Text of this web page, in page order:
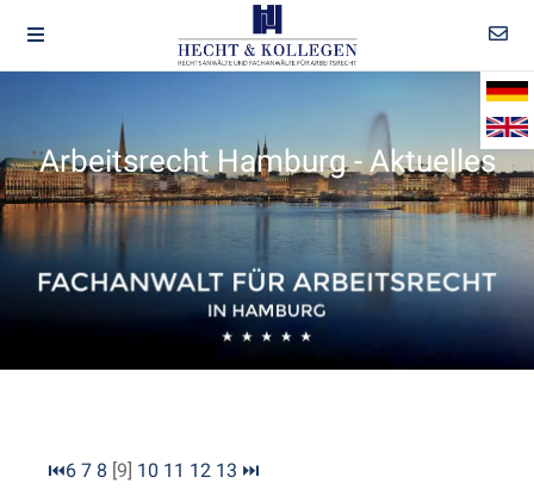
Arbeitsrecht Hamburg - Aktuelles
⏮6 7 8 [9] 10 11 12 13 ⏭